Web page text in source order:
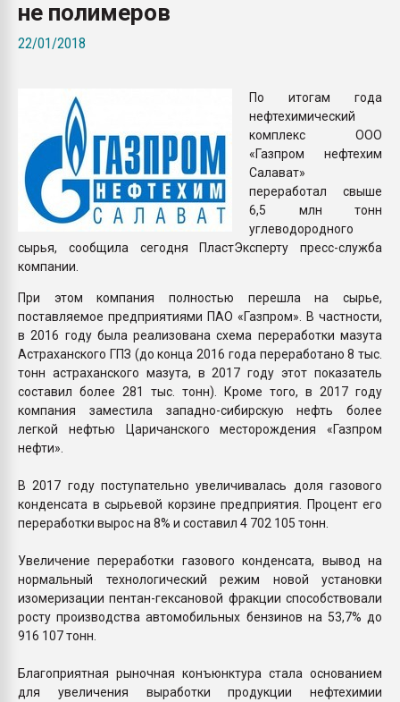
не полимеров
22/01/2018
По итогам года
нефтехимический
комплекс ООО
«Газпром нефтехим
Салават»
переработал свыше
6,5 млн тонн
углеводородного
сырья, сообщила сегодня ПластЭксперту пресс-служба
компании.
При этом компания полностью перешла на сырье,
поставляемое предприятиями ПАО «Газпром». В частности,
в 2016 году была реализована схема переработки мазута
Астраханского ГПЗ (до конца 2016 года переработано 8 тыс.
тонн астраханского мазута, в 2017 году этот показатель
составил более 281 тыс. тонн). Кроме того, в 2017 году
компания заместила западно-сибирскую нефть более
легкой нефтью Царичанского месторождения «Газпром
нефти».
В 2017 году поступательно увеличивалась доля газового
конденсата в сырьевой корзине предприятия. Процент его
переработки вырос на 8% и составил 4 702 105 тонн.
Увеличение переработки газового конденсата, вывод на
нормальный технологический режим новой установки
изомеризации пентан-гексановой фракции способствовали
росту производства автомобильных бензинов на 53,7% до
916 107 тонн.
Благоприятная рыночная конъюнктура стала основанием
для увеличения выработки продукции нефтехимии